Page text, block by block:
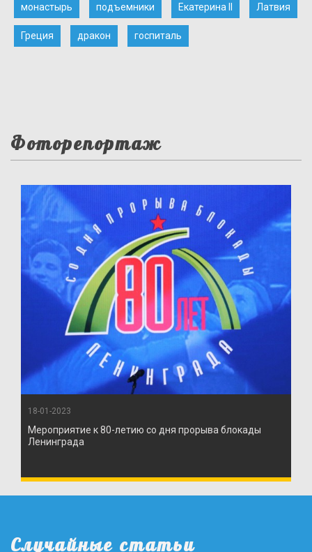
монастырь подъемники Екатерина II Латвия
Греция дракон госпиталь
Фоторепортаж
18-01-2023
Мероприятие к 80-летию со дня прорыва блокады
Ленинграда
Случайные статьи